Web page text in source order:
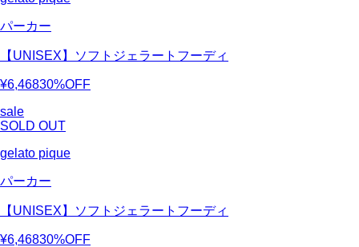
パーカー
【UNISEX】ソフトジェラートフーディ
¥6,46830%OFF
sale
SOLD OUT
gelato pique
パーカー
【UNISEX】ソフトジェラートフーディ
¥6,46830%OFF